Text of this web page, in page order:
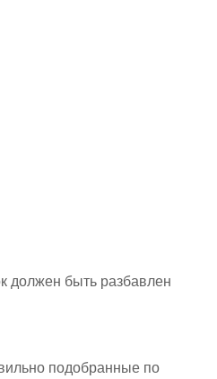
должен быть разбавлен
подобранные по